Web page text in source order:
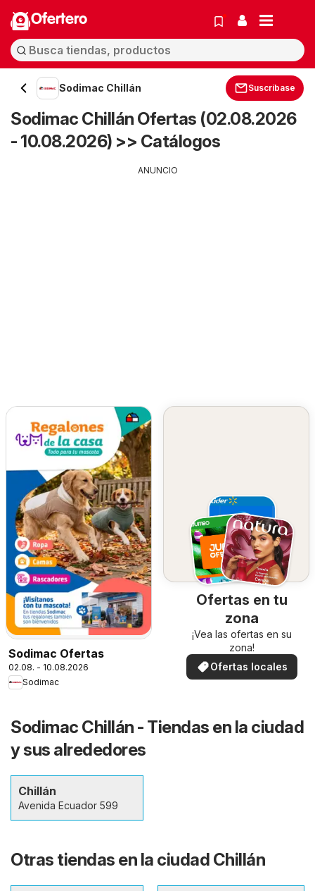
Ofertero
Sodimac Chillán Suscríbase
Sodimac Chillán Ofertas (02.08.2026
- 10.08.2026) >> Catálogos
ANUNCIO
Sodimac Ofertas
02.08. - 10.08.2026
Sodimac
Ofertas en tu
zona
¡Vea las ofertas en su
zona!
Ofertas locales
Sodimac Chillán - Tiendas en la ciudad
y sus alrededores
Chillán
Avenida Ecuador 599
Otras tiendas en la ciudad Chillán